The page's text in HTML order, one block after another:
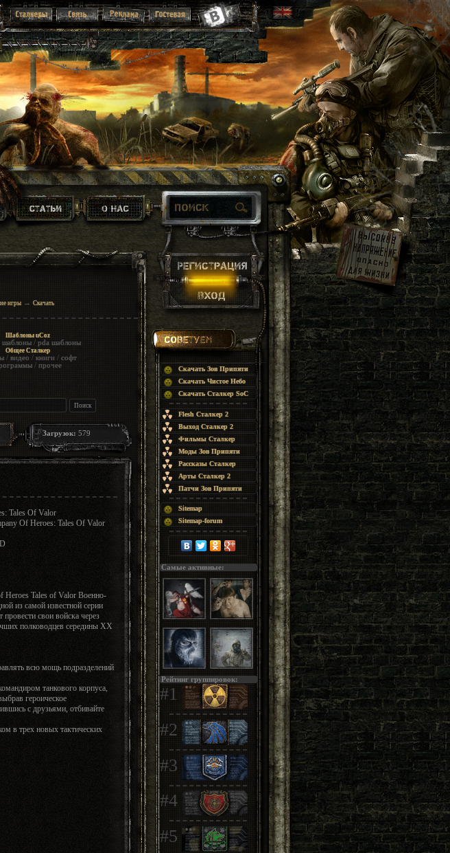
игры→ Скачать
Шаблоны uCoz
шаблоны/ pda шаблоны
Общее Сталкер
/ видео / книги / софт
/ прочее
Загрузок: 579
Tales Of Valor
Of Heroes: Tales Of Valor
Heroes Tales of Valor Военно-
из самой известной серии
свои войска через
полководцев середины XX
всю мощь подразделений
танкового корпуса,
героическое
с друзьями, отбивайте
в трех новых тактических
Скачать Зов Припяти
Скачать Чистое Небо
Скачать Сталкер SoC
Flesh Сталкер 2
Выход Сталкер 2
Фильмы Сталкер
Моды Зов Припяти
Рассказы Сталкер
Арты Сталкер 2
Патчи Зов Припяти
Sitemap
Sitemap-forum
Самые активные:
Рейтинг группировок:
#1
#2
#3
#4
#5